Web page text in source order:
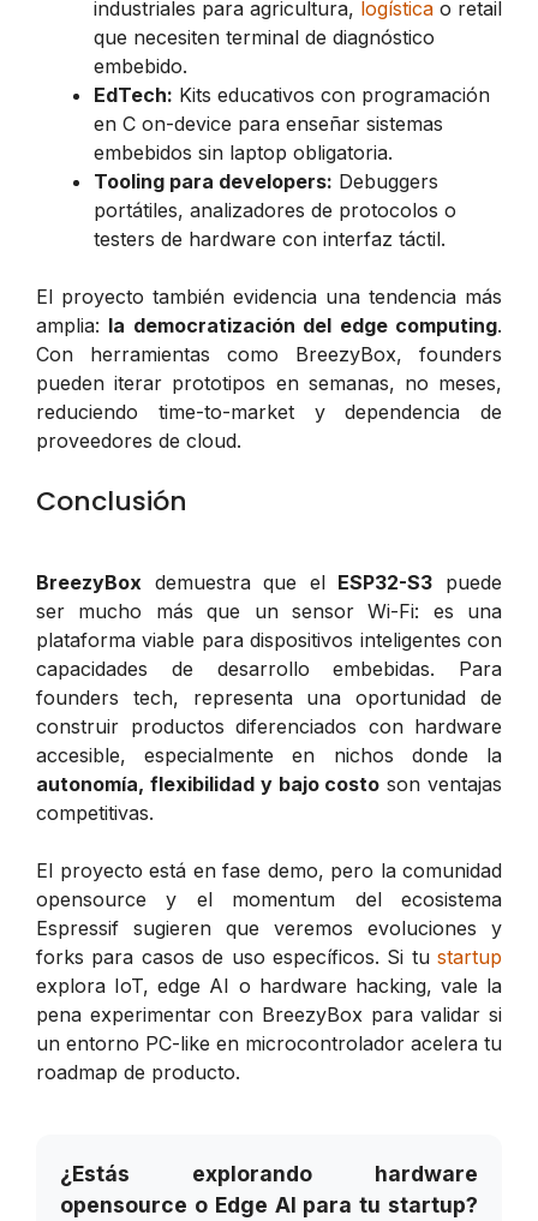
industriales para agricultura, logística o retail
que necesiten terminal de diagnóstico
embebido.
EdTech: Kits educativos con programación
en C on-device para enseñar sistemas
embebidos sin laptop obligatoria.
Tooling para developers: Debuggers
portátiles, analizadores de protocolos o
testers de hardware con interfaz táctil.
El proyecto también evidencia una tendencia más
amplia: la democratización del edge computing.
Con herramientas como BreezyBox, founders
pueden iterar prototipos en semanas, no meses,
reduciendo time-to-market y dependencia de
proveedores de cloud.
Conclusión
BreezyBox demuestra que el ESP32-S3 puede
ser mucho más que un sensor Wi-Fi: es una
plataforma viable para dispositivos inteligentes con
capacidades de desarrollo embebidas. Para
founders tech, representa una oportunidad de
construir productos diferenciados con hardware
accesible, especialmente en nichos donde la
autonomía, flexibilidad y bajo costo son ventajas
competitivas.
El proyecto está en fase demo, pero la comunidad
opensource y el momentum del ecosistema
Espressif sugieren que veremos evoluciones y
forks para casos de uso específicos. Si tu startup
explora IoT, edge AI o hardware hacking, vale la
pena experimentar con BreezyBox para validar si
un entorno PC-like en microcontrolador acelera tu
roadmap de producto.
¿Estás explorando hardware
opensource o Edge AI para tu startup?